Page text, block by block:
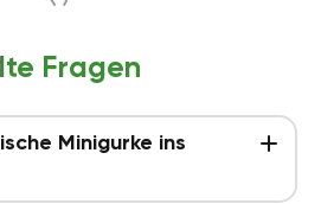
Fragen
Minigurke ins